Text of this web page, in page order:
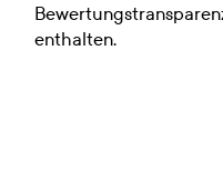
enthalten.